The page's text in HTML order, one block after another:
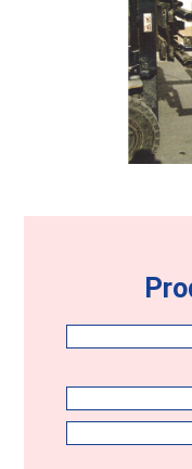
Nachname
Vorname